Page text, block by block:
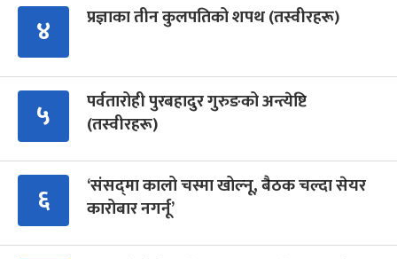
४ प्रज्ञाका तीन कुलपतिको शपथ (तस्वीरहरू)
५
पर्वतारोही पुरबहादुर गुरुङको अन्त्येष्टि
(तस्वीरहरू)
६
‘संसद्‍मा कालो चस्मा खोल्नू, बैठक चल्दा सेयर
कारोबार नगर्नू’